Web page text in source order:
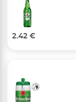
2.42 €